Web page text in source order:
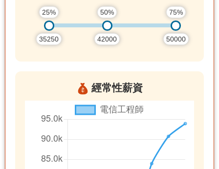
25%
35250
50%
42000
75%
50000
經常性薪資